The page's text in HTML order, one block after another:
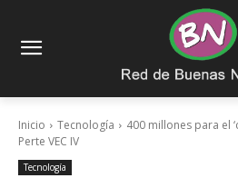
Inicio Tecnología
400 millones para el
Perte VEC IV
Tecnología